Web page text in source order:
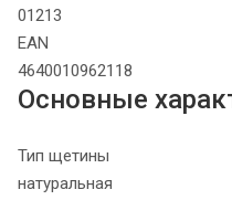
01213
EAN
4640010962118
Основные
Тип щетины
натуральная